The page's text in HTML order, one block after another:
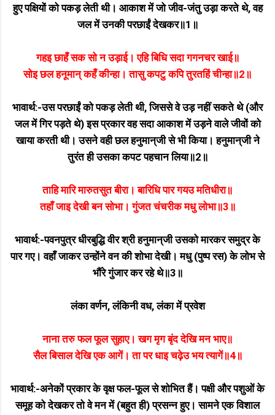
हुए पक्षियों को पकड़ लेती थी। आकाश में जो जीव-जंतु उड़ा करते थे, वह
जल में उनकी परछाईं देखकर॥1॥
गहइ छाहँ सक सो न उड़ाई। एहि बिधि सदा गगनचर खाई॥
सोइ छल हनूमान्‌ कहँ कीन्हा। तासु कपटु कपि तुरतहिं चीन्हा॥2॥
भावार्थ:-उस परछाईं को पकड़ लेती थी, जिससे वे उड़ नहीं सकते थे (और
जल में गिर पड़ते थे) इस प्रकार वह सदा आकाश में उड़ने वाले जीवों को
खाया करती थी। उसने वही छल हनुमान्‌जी से भी किया। हनुमान्‌जी ने
तुरंत ही उसका कपट पहचान लिया॥2॥
ताहि मारि मारुतसुत बीरा। बारिधि पार गयउ मतिधीरा॥
तहाँ जाइ देखी बन सोभा। गुंजत चंचरीक मधु लोभा॥3॥
भावार्थ:-पवनपुत्र धीरबुद्धि वीर श्री हनुमान्‌जी उसको मारकर समुद्र के
पार गए। वहाँ जाकर उन्होंने वन की शोभा देखी। मधु (पुष्प रस) के लोभ से
भौंरे गुंजार कर रहे थे॥3॥
लंका वर्णन, लंकिनी वध, लंका में प्रवेश
नाना तरु फल फूल सुहाए। खग मृग बृंद देखि मन भाए॥
सैल बिसाल देखि एक आगें। ता पर धाइ चढ़ेउ भय त्यागें॥4॥
भावार्थ:-अनेकों प्रकार के वृक्ष फल-फूल से शोभित हैं। पक्षी और पशुओं के
समूह को देखकर तो वे मन में (बहुत ही) प्रसन्न हुए। सामने एक विशाल